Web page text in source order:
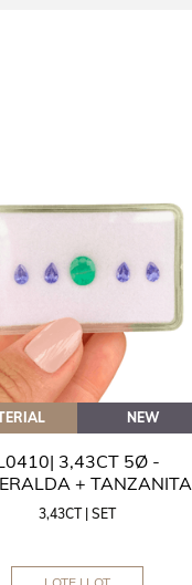
NEW
3,43CT 5Ø -
+ TANZANITA
3,43CT | SET